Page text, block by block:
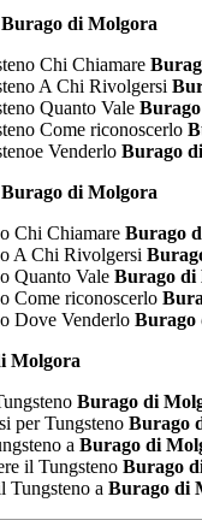
di Molgora
Chi Chiamare
A Chi Rivolgersi
Quanto Vale
Come riconoscerlo
Venderlo Burago
di Molgora
Chi Chiamare Burago
A Chi Rivolgersi
Quanto Vale Burago di
Come riconoscerlo
Dove Venderlo Burago
Molgora
Burago di
per Tungsteno Burago
a Burago di
il Tungsteno Burago
Tungsteno a Burago di